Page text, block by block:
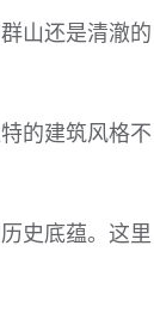
山还是清澈的
的建筑风格不
史底蕴。这里